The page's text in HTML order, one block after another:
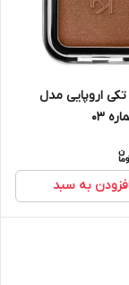
اروپایی مدل
به سبد